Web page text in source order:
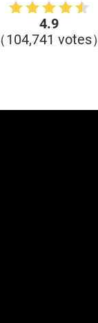
4.9
（104,741 votes）